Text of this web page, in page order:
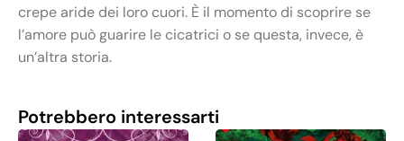
crepe aride dei loro cuori. È il momento di scoprire se
l’amore può guarire le cicatrici o se questa, invece, è
un’altra storia.
Potrebbero interessarti